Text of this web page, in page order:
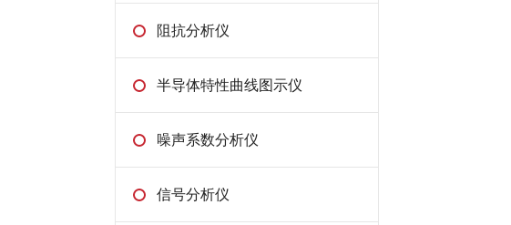
阻抗分析仪
半导体特性曲线图示仪
噪声系数分析仪
信号分析仪